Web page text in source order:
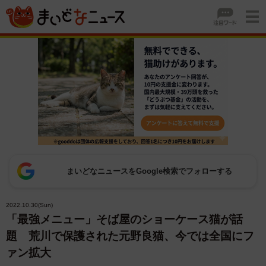
まいどなニュースをGoogle検索でフォローする
2022.10.30(Sun)
「最強メニュー」そば屋のショーケース猫が話
題 荒川で保護された元野良猫、今では全国にフ
ァン拡大